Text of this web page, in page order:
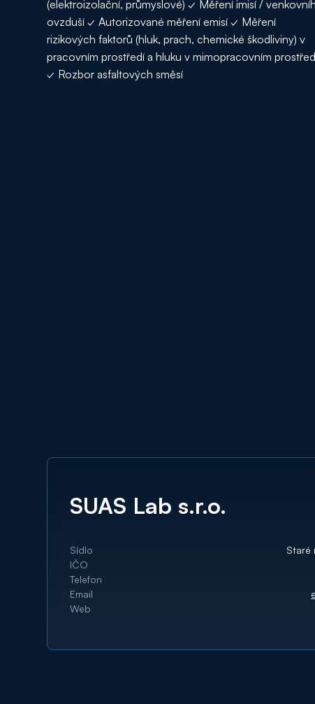
(elektroizolační, průmyslové) ✓ Měření imisí /
ovzduší ✓ Autorizované měření emisí ✓ Měření
rizikových faktorů (hluk, prach, chemické škodliviny) v
pracovním prostředí a hluku v mimopracovním
✓ Rozbor asfaltových směsí
SUAS Lab s.r.o.
Sídlo
Staré
IČO
Telefon
Email
Web